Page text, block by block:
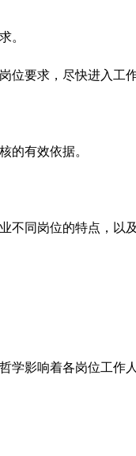
。
位要求，尽快进入工作
的有效依据。
不同岗位的特点，以
学影响着各岗位工作